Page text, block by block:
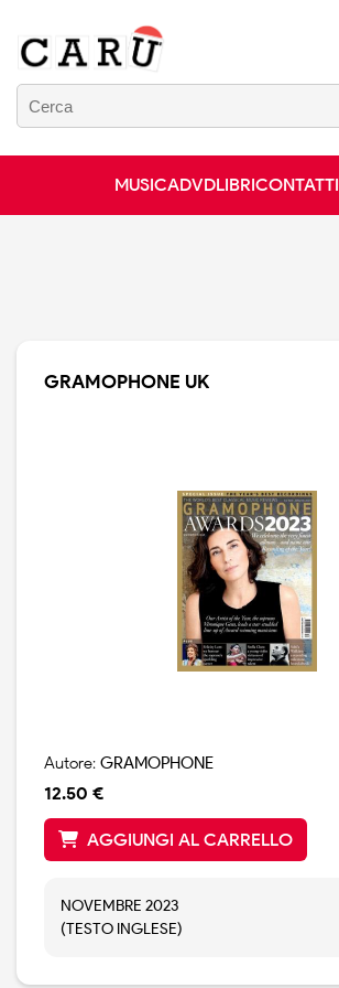
MUSICADVDLIBRICONTATTI
GRAMOPHONE UK
Autore: GRAMOPHONE
12.50 €
AGGIUNGI AL CARRELLO
NOVEMBRE 2023
(TESTO INGLESE)